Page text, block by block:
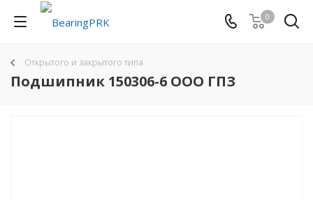
0
Открытого и закрытого типа
Подшипник 150306-6 ООО ГПЗ